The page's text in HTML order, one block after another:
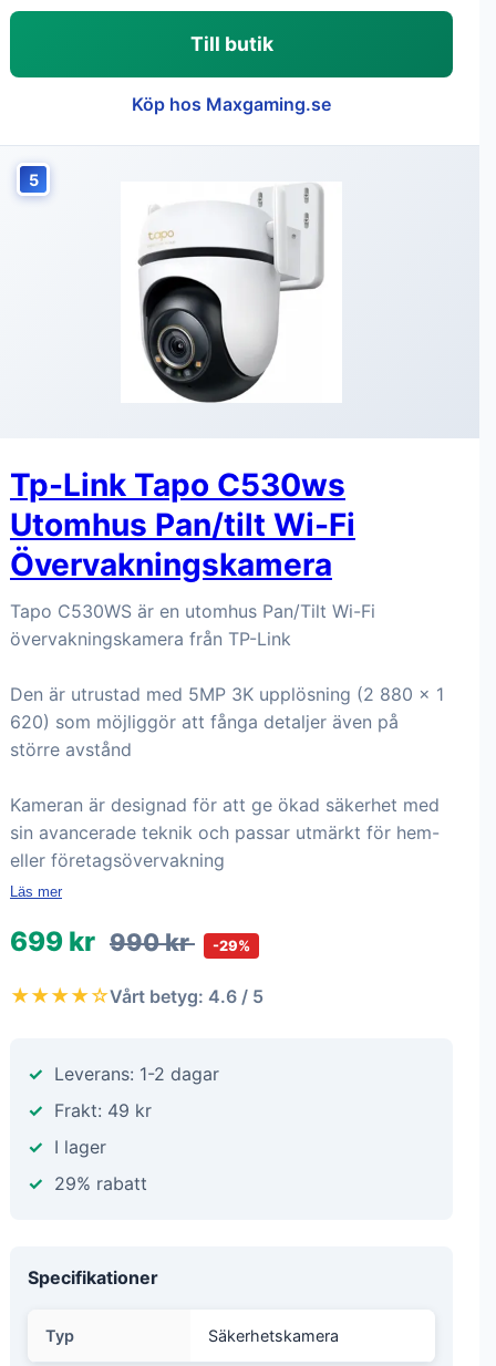
Till butik
Köp hos Maxgaming.se
5
Tp-Link Tapo C530ws
Utomhus Pan/tilt Wi-Fi
Övervakningskamera
Tapo C530WS är en utomhus Pan/Tilt Wi-Fi
övervakningskamera från TP-Link
Den är utrustad med 5MP 3K upplösning (2 880 × 1
620) som möjliggör att fånga detaljer även på
större avstånd
Kameran är designad för att ge ökad säkerhet med
sin avancerade teknik och passar utmärkt för hem-
eller företagsövervakning
Läs mer
699 kr 990 kr -29%
★★★★☆Vårt betyg: 4.6 / 5
Leverans: 1-2 dagar
Frakt: 49 kr
I lager
29% rabatt
Specifikationer
Typ Säkerhetskamera